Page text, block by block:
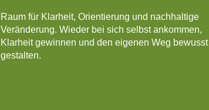
Raum für Klarheit, Orientierung und nachhaltige
Veränderung. Wieder bei sich selbst ankommen,
Klarheit gewinnen und den eigenen Weg bewusst
gestalten.